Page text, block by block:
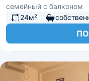
семейный с балконом
24м²